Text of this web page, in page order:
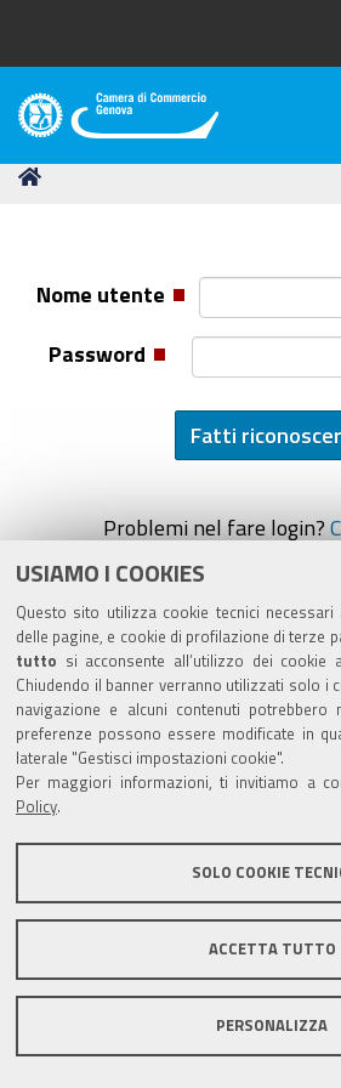
USIAMO I COOKIES
Questo sito utilizza cookie tecnici
delle pagine, e cookie di profilazione di terze
tutto si acconsente all’utilizzo dei cookie
Chiudendo il banner verranno utilizzati solo i
navigazione e alcuni contenuti potrebbero
preferenze possono essere modificate in
laterale "Gestisci impostazioni cookie".
Per maggiori informazioni, ti invitiamo a
Policy
SOLO COOKIE
ACCETTA TUTTO
PERSONALIZZA
Camera
Commercio
Tu
Nome utente
Password
Problemi nel fare login?